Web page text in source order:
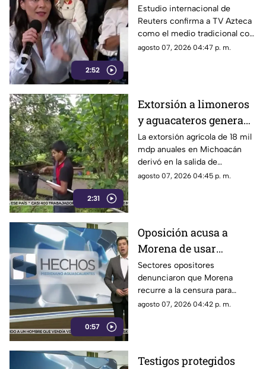
2:52
Mañanera: Estudio de
Reuters confirma
liderazgo de TV Azteca
en alcance y
Estudio internacional de
Reuters confirma a TV Azteca
como el medio tradicional con
mayor alcance y credibilidad
agosto 07, 2026 04:47 p. m.
2:31
Extorsión a limoneros
y aguacateros genera
pérdidas de 18 mil mdp
en Michoacán
La extorsión agrícola de 18 mil
mdp anuales en Michoacán
derivó en la salida de
inspectores de EE. UU.,
agosto 07, 2026 04:45 p. m.
0:57
Oposición acusa a
Morena de usar
censura para ocultar
seńalamientos de
narcopolítica
Sectores opositores
denunciaron que Morena
recurre a la censura para
imponer su versión oficial y
agosto 07, 2026 04:42 p. m.
Testigos protegidos